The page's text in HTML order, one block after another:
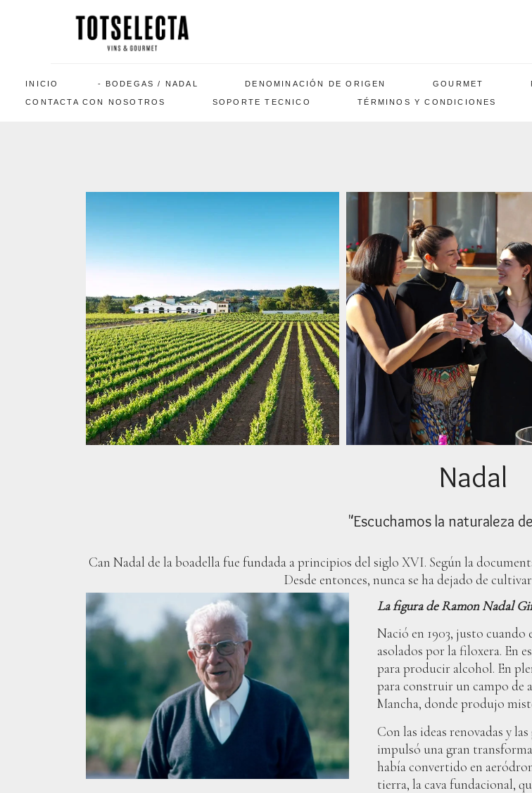
INICIO BODEGAS / NADAL DENOMINACIÓN DE ORIGEN GOURMET
CONTACTA CON NOSOTROS SOPORTE TECNICO TÉRMINOS Y CONDICIONES
Nadal
"Escuchamos la naturaleza
Can Nadal de la boadella fue fundada a principios del siglo XVI. Según la
Desde entonces, nunca se ha dejado de
La figura de Ramon Nadal
Nació en 1903, justo cuando
asolados por la filoxera. En
para producir alcohol. En
para construir un campo de
Mancha, donde produjo
Con las ideas renovadas y
impulsó una gran
había convertido en
tierra, la cava fundacional,